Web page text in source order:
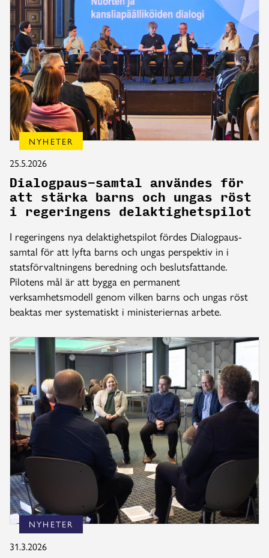
NYHETER
25.5.2026
Dialogpaus-samtal användes för
att stärka barns och ungas röst
i regeringens delaktighetspilot
I regeringens nya delaktighetspilot fördes Dialogpaus-
samtal för att lyfta barns och ungas perspektiv in i
statsförvaltningens beredning och beslutsfattande.
Pilotens mål är att bygga en permanent
verksamhetsmodell genom vilken barns och ungas röst
beaktas mer systematiskt i ministeriernas arbete.
NYHETER
31.3.2026